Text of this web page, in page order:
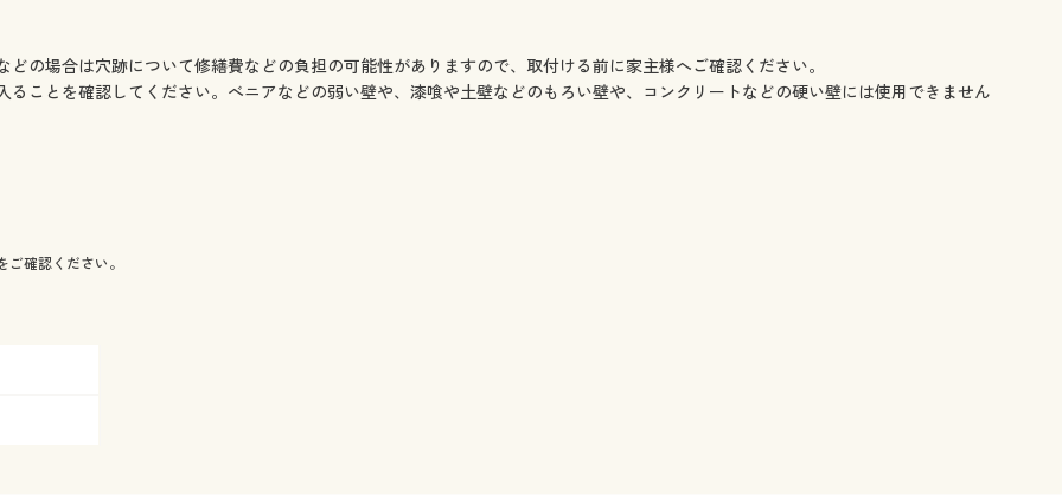
の場合は穴跡について修繕費などの負担の可能性がありますので、取付ける前に家主様へご確認ください。
ことを確認してください。べニアなどの弱い壁や、漆喰や土壁などのもろい壁や、コンクリートなどの硬い壁には使用できません
ご確認ください。